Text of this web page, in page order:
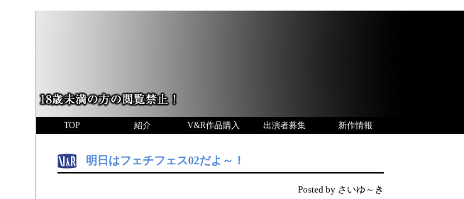
TOP 紹介 V&R作品購入 出演者募集 新作情報
明日はフェチフェス02だよ～！
Posted by さいゆ～き